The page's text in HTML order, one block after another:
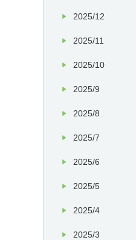
2025/12
2025/11
2025/10
2025/9
2025/8
2025/7
2025/6
2025/5
2025/4
2025/3